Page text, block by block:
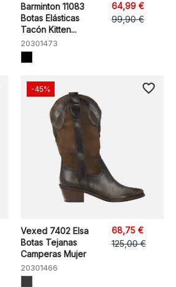
Barminton 11083
Botas Elásticas
Tacón Kitten...
20301473
64,99 €
99,90 €
Vexed 7402 Elsa
Botas Tejanas
Camperas Mujer
20301466
68,75 €
125,00 €
-45% favorite_border